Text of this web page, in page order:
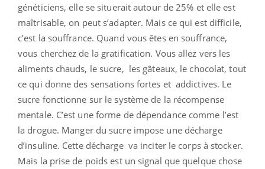
généticiens, elle se situerait autour de 25% et elle est
maîtrisable, on peut s’adapter. Mais ce qui est difficile,
c’est la souffrance. Quand vous êtes en souffrance,
vous cherchez de la gratification. Vous allez vers les
aliments chauds, le sucre, les gâteaux, le chocolat, tout
ce qui donne des sensations fortes et addictives. Le
sucre fonctionne sur le système de la récompense
mentale. C’est une forme de dépendance comme l’est
la drogue. Manger du sucre impose une décharge
d’insuline. Cette décharge va inciter le corps à stocker.
Mais la prise de poids est un signal que quelque chose